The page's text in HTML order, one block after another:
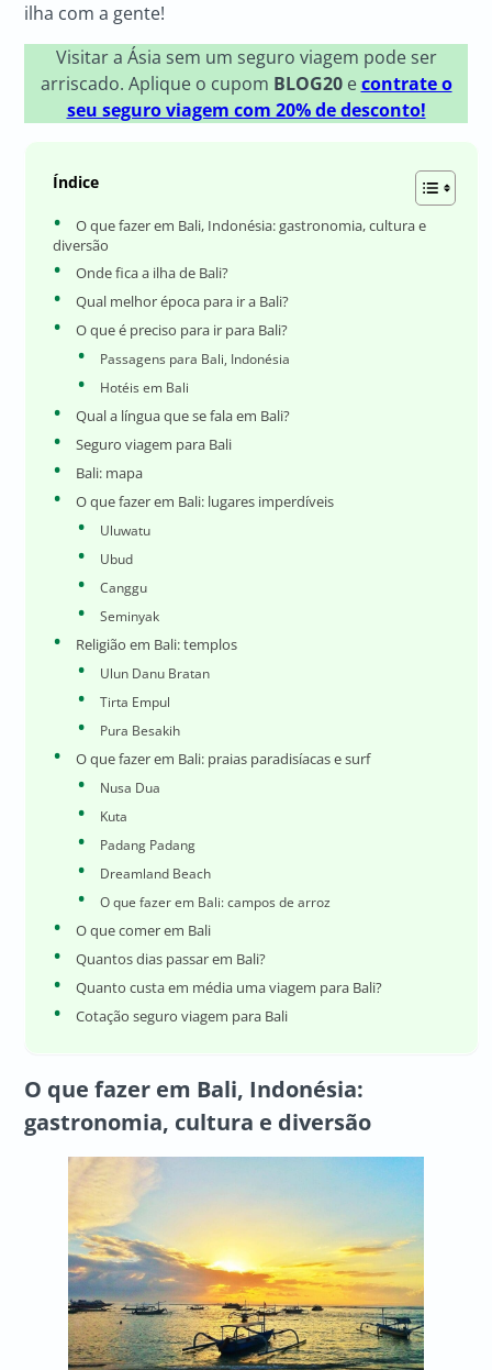
ilha com a gente!
Visitar a Ásia sem um seguro viagem pode ser
arriscado. Aplique o cupom BLOG20econtrate o
seu seguro viagem com 20% de desconto!
Índice
O que fazer em Bali, Indonésia: gastronomia, cultura e
diversão
Onde fica a ilha de Bali?
Qual melhor época para ir a Bali?
O que é preciso para ir para Bali?
Passagens para Bali, Indonésia
Hotéis em Bali
Qual a língua que se fala em Bali?
Seguro viagem para Bali
Bali: mapa
O que fazer em Bali: lugares imperdíveis
Uluwatu
Ubud
Canggu
Seminyak
Religião em Bali: templos
Ulun Danu Bratan
Tirta Empul
Pura Besakih
O que fazer em Bali: praias paradisíacas e surf
Nusa Dua
Kuta
Padang Padang
Dreamland Beach
O que fazer em Bali: campos de arroz
O que comer em Bali
Quantos dias passar em Bali?
Quanto custa em média uma viagem para Bali?
Cotação seguro viagem para Bali
O que fazer em Bali, Indonésia:
gastronomia, cultura e diversão